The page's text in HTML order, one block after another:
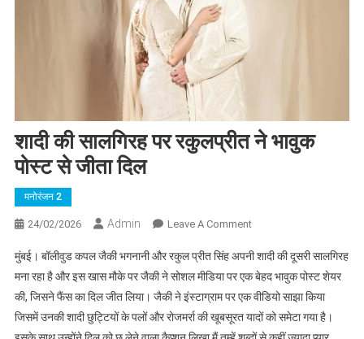
शादी की सालगिरह पर रकुलप्रीत ने भावुक
पोस्ट से जीता दिल
मनोरंजन 2
24/02/2026 Admin Leave A CommentOn
की
सालगिरह
पर
रकुलप्रीत
ने
मुंबई। बॉलीवुड कपल जैकी भगनानी और रकुल प्रीत सिंह अपनी शादी की दूसरी सालगिरह
मना रहा है और इस खास मौके पर जैकी ने सोशल मीडिया पर एक बेहद भावुक पोस्ट शेयर
की, जिसने फैंस का दिल जीत लिया। जैकी ने इंस्टाग्राम पर एक वीडियो साझा किया
जिसमें उनकी शादी छुट्टियों के पलों और रोजमर्रा की खूबसूरत यादों को समेटा गया है।